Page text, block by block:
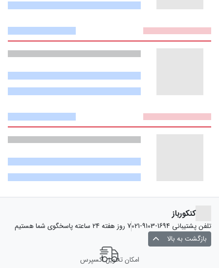
کنکورباز
تلفن پشتیبانی 021-9103-16947 روز هفته 24 ساعته پاسخگوی شما هستیم
بازگشت به بالا
امکان تحویل اکسپرس